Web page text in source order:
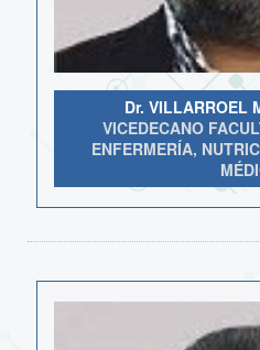
Dr. VILLARROEL
VICEDECANO
ENFERMERÍA,